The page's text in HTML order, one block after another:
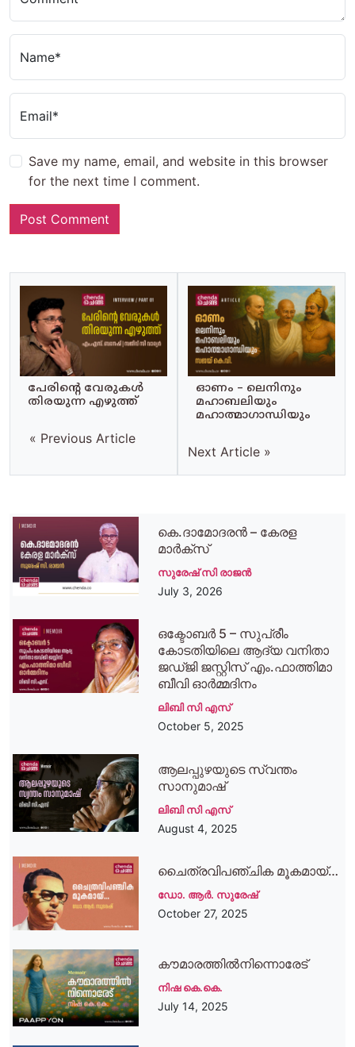
Name*
Email*
Save my name, email, and website in this browser
for the next time I comment.
പേരിന്റെ വേരുകള്‍
തിരയുന്ന എഴുത്ത്
« Previous Article
ഓണം – ലെനിനും
മഹാബലിയും
മഹാത്മാഗാന്ധിയും
Next Article »
കെ.ദാമോദരന്‍ – കേരള
മാര്‍ക്‌സ്
സുരേഷ് സി രാജന്‍
July 3, 2026
ഒക്ടോബര്‍ 5 – സുപ്രീം
കോടതിയിലെ ആദ്യ വനിതാ
ജഡ്ജി ജസ്റ്റിസ് എം.ഫാത്തിമാ
ബീവി ഓര്‍മ്മദിനം
ലിബി സി എസ്
October 5, 2025
ആലപ്പുഴയുടെ സ്വന്തം
സാനുമാഷ്
ലിബി സി എസ്
August 4, 2025
ചൈത്രവിപഞ്ചിക മൂകമായ്…
ഡോ. ആര്‍. സുരേഷ്
October 27, 2025
കൗമാരത്തില്‍നിന്നൊരേട്
നിഷ കെ.കെ.
July 14, 2025